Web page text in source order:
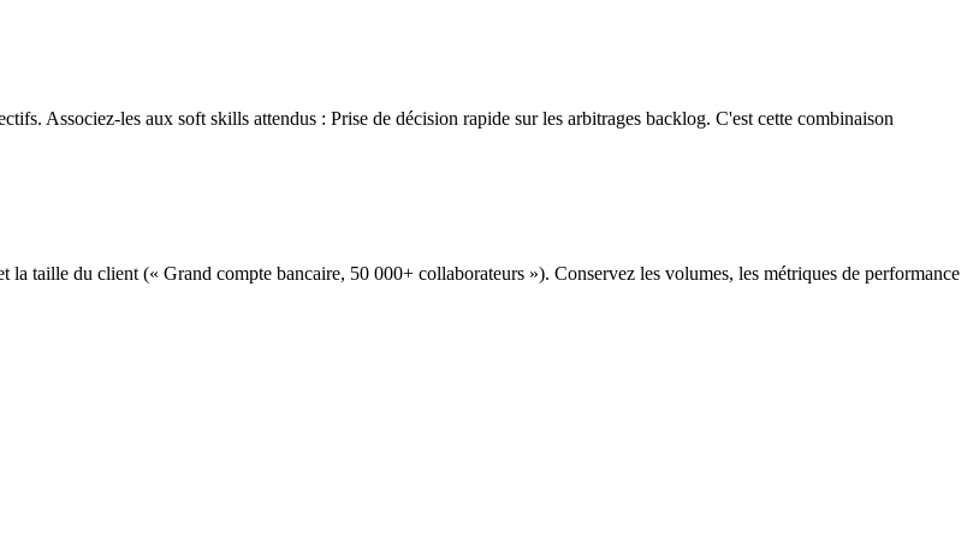
Associez-les aux soft skills attendus : Prise de décision rapide sur les arbitrages backlog. C'est cette combinaison
taille du client (« Grand compte bancaire, 50 000+ collaborateurs »). Conservez les volumes, les métriques de performance